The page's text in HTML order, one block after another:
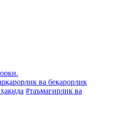
ва беқарорлик
#таъмагирлик ва